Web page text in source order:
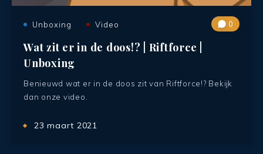
Unboxing Video 0
Wat zit er in de doos!? | Riftforce |
Unboxing
Benieuwd wat er in de doos zit van Riftforce!? Bekijk
dan onze video.
23 maart 2021